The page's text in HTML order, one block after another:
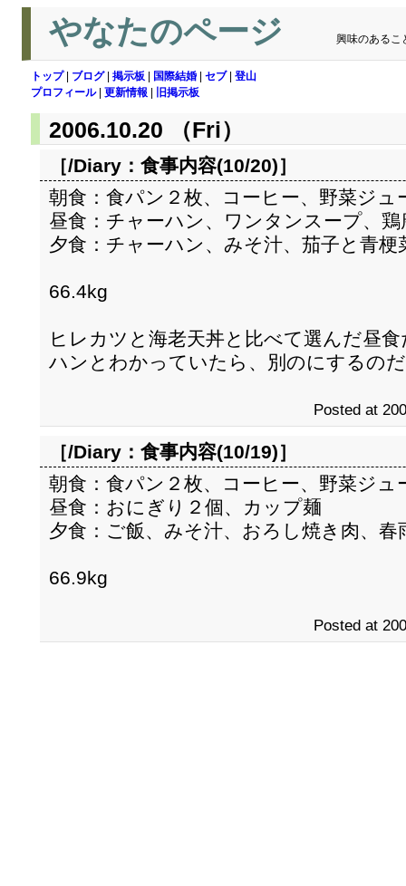
やなたのページ 興味のあるこ
トップ| ブログ| 掲示板 国際結婚 セブ| 登山
プロフィール| 更新情報 旧掲示板
2006.10.20 （Fri）
［/Diary： 食事内容(10/20)］
朝食：食パン２枚、コーヒー、野菜ジュ
昼食：チャーハン、ワンタンスープ、鶏
夕食：チャーハン、みそ汁、茄子と青梗
66.4kg
ヒレカツと海老天丼と比べて選んだ昼
ハンとわかっていたら、別のにするの
Posted at
［/Diary： 食事内容(10/19)］
朝食：食パン２枚、コーヒー、野菜ジュ
昼食：おにぎり２個、カップ麺
夕食：ご飯、みそ汁、おろし焼き肉、
66.9kg
Posted at